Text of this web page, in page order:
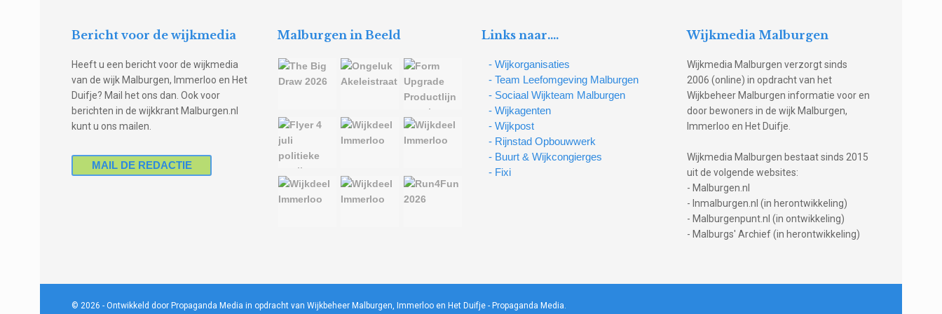
Bericht voor de wijkmedia
Heeft u een bericht voor de wijkmedia
van de wijk Malburgen, Immerloo en Het
Duifje? Mail het ons dan. Ook voor
berichten in de wijkkrant Malburgen.nl
kunt u ons mailen.
MAIL DE REDACTIE
Malburgen in Beeld Links naar….
- Wijkorganisaties
- Team Leefomgeving Malburgen
- Sociaal Wijkteam Malburgen
- Wijkagenten
- Wijkpost
- Rijnstad Opbouwwerk
- Buurt & Wijkcongierges
- Fixi
Wijkmedia Malburgen
Wijkmedia Malburgen verzorgt sinds
2006 (online) in opdracht van het
Wijkbeheer Malburgen informatie voor en
door bewoners in de wijk Malburgen,
Immerloo en Het Duifje.
Wijkmedia Malburgen bestaat sinds 2015
uit de volgende websites:
- Malburgen.nl
- Inmalburgen.nl (in herontwikkeling)
- Malburgenpunt.nl (in ontwikkeling)
- Malburgs' Archief (in herontwikkeling)
© 2026 - Ontwikkeld door Propaganda Media in opdracht van Wijkbeheer Malburgen, Immerloo en Het Duifje - Propaganda Media.